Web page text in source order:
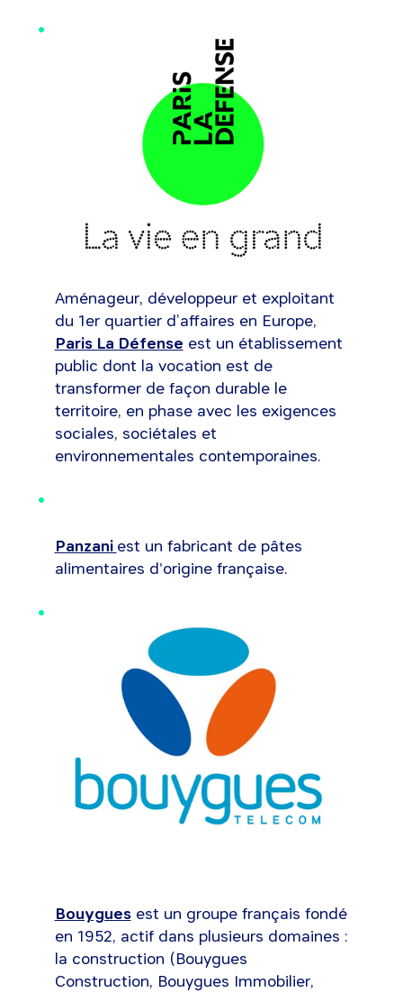
Aménageur, développeur et exploitant
du 1er quartier d’affaires en Europe,
Paris La Défense est un établissement
public dont la vocation est de
transformer de façon durable le
territoire, en phase avec les exigences
sociales, sociétales et
environnementales contemporaines.
Panzani est un fabricant de pâtes
alimentaires d'origine française.
Bouyguesest un groupe français fondé
en 1952, actif dans plusieurs domaines :
la construction (Bouygues
Construction, Bouygues Immobilier,